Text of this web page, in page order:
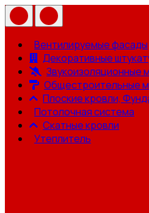
Вентилируемые фасады
Декоративные
Звукоизоляционные
Общестроительные
Плоские кровли,
Потолочная система
Скатные кровли
Утеплитель